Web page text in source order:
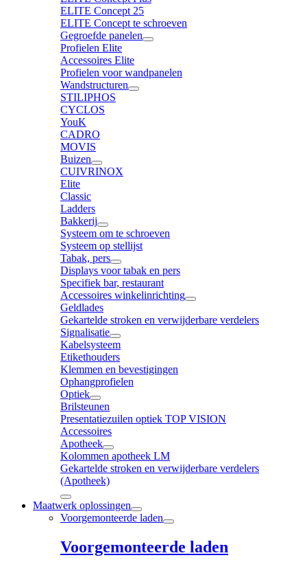
ELITE Concept 25
ELITE Concept te schroeven
Gegroefde panelen
Profielen Elite
Accessoires Elite
Profielen voor wandpanelen
Wandstructuren
STILIPHOS
CYCLOS
YouK
CADRO
MOVIS
Buizen
CUIVRINOX
Elite
Classic
Ladders
Bakkerij
Systeem om te schroeven
Systeem op stellijst
Tabak, pers
Displays voor tabak en pers
Specifiek bar, restaurant
Accessoires winkelinrichting
Geldlades
Gekartelde stroken en verwijderbare verdelers
Signalisatie
Kabelsysteem
Etikethouders
Klemmen en bevestigingen
Ophangprofielen
Optiek
Brilsteunen
Presentatiezuilen optiek TOP VISION
Accessoires
Apotheek
Kolommen apotheek LM
Gekartelde stroken en verwijderbare verdelers
(Apotheek)
Maatwerk oplossingen
Voorgemonteerde laden
Voorgemonteerde laden